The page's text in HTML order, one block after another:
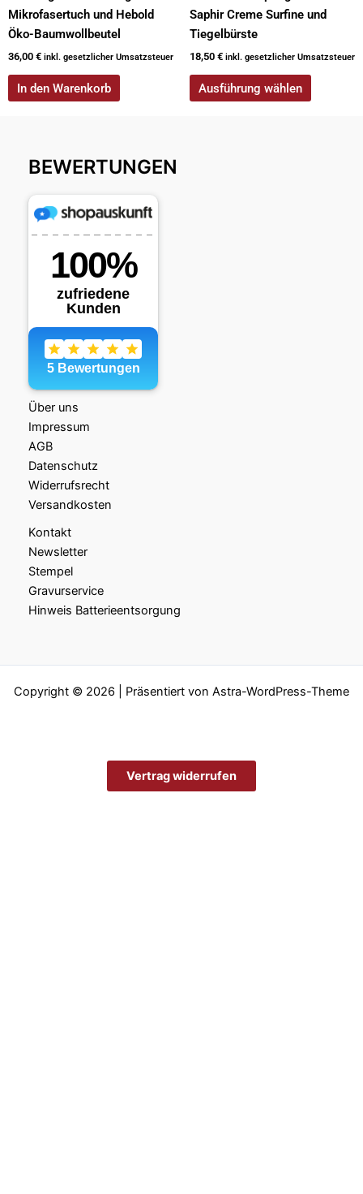
Mikrofasertuch und Hebold
Öko-Baumwollbeutel
36,00 € inkl. gesetzlicher Umsatzsteuer
In den Warenkorb
Saphir Creme Surfine und
Tiegelbürste
18,50 € inkl. gesetzlicher Umsatzsteuer
Ausführung wählen
BEWERTUNGEN
Über uns
Impressum
AGB
Datenschutz
Widerrufsrecht
Versandkosten
Kontakt
Newsletter
Stempel
Gravurservice
Hinweis Batterieentsorgung
Copyright © 2026 | Präsentiert von Astra-WordPress-Theme
Vertrag widerrufen